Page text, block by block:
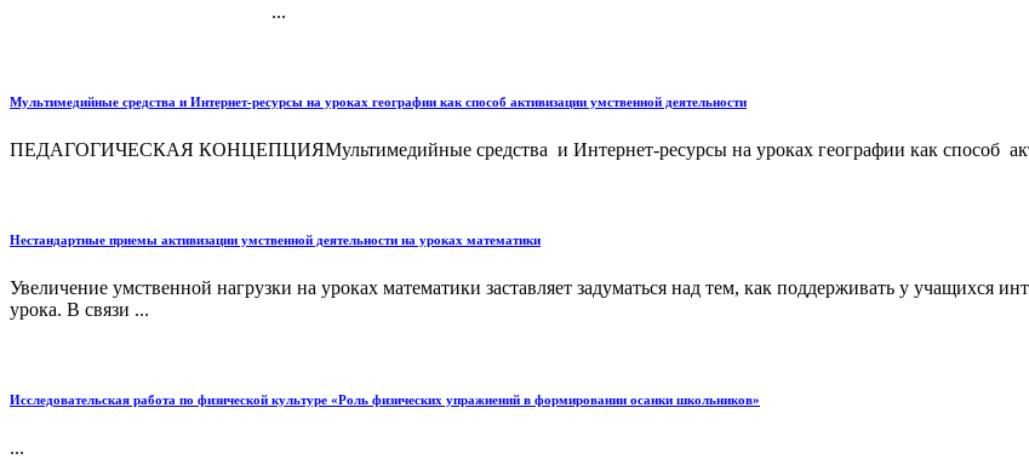
...
Мультимедийные средства и Интернет-ресурсы на уроках географии как способ активизации умственной деятельности
ПЕДАГОГИЧЕСКАЯ КОНЦЕПЦИЯМультимедийные средства и Интернет-ресурсы на уроках географии как способ
Нестандартные приемы активизации умственной деятельности на уроках математики
Увеличение умственной нагрузки на уроках математики заставляет задуматься над тем, как поддерживать у учащихся
урока. В связи ...
Исследовательская работа по физической культуре «Роль физических упражнений в формировании осанки школьников»
...